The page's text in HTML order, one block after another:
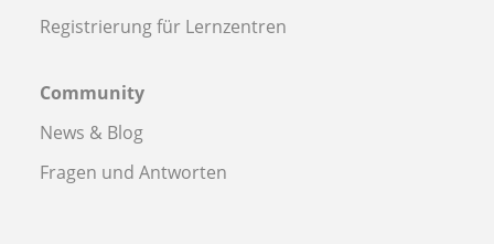
Registrierung für Lernzentren
Community
News & Blog
Fragen und Antworten